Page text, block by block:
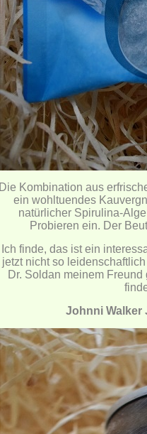
Die Kombination aus
ein wohltuendes
natürlicher Spirulina-
Probieren ein. Der
Ich finde, das ist ein
jetzt nicht so
Dr. Soldan meinem
Johnni Walker